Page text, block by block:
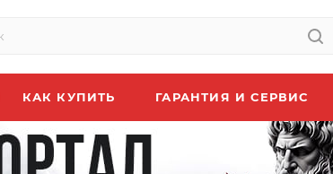
КАК КУПИТЬ ГАРАНТИЯ И СЕРВИС